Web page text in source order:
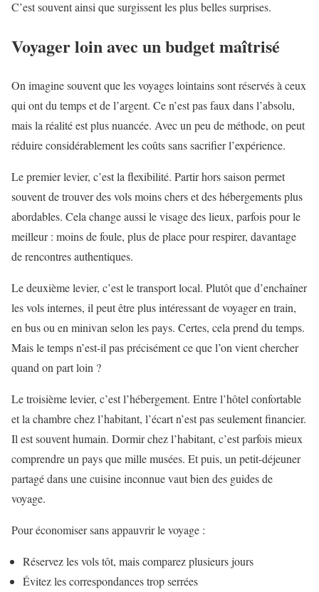
C’est souvent ainsi que surgissent les plus belles surprises.
Voyager loin avec un budget maîtrisé
On imagine souvent que les voyages lointains sont réservés à ceux
qui ont du temps et de l’argent. Ce n’est pas faux dans l’absolu,
mais la réalité est plus nuancée. Avec un peu de méthode, on peut
réduire considérablement les coûts sans sacrifier l’expérience.
Le premier levier, c’est la flexibilité. Partir hors saison permet
souvent de trouver des vols moins chers et des hébergements plus
abordables. Cela change aussi le visage des lieux, parfois pour le
meilleur : moins de foule, plus de place pour respirer, davantage
de rencontres authentiques.
Le deuxième levier, c’est le transport local. Plutôt que d’enchaîner
les vols internes, il peut être plus intéressant de voyager en train,
en bus ou en minivan selon les pays. Certes, cela prend du temps.
Mais le temps n’est-il pas précisément ce que l’on vient chercher
quand on part loin ?
Le troisième levier, c’est l’hébergement. Entre l’hôtel confortable
et la chambre chez l’habitant, l’écart n’est pas seulement financier.
Il est souvent humain. Dormir chez l’habitant, c’est parfois mieux
comprendre un pays que mille musées. Et puis, un petit-déjeuner
partagé dans une cuisine inconnue vaut bien des guides de
voyage.
Pour économiser sans appauvrir le voyage :
Réservez les vols tôt, mais comparez plusieurs jours
Évitez les correspondances trop serrées